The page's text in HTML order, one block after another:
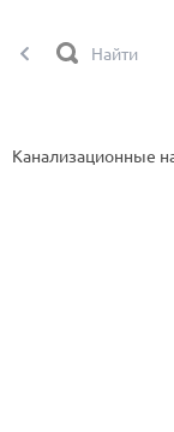
Канализационные